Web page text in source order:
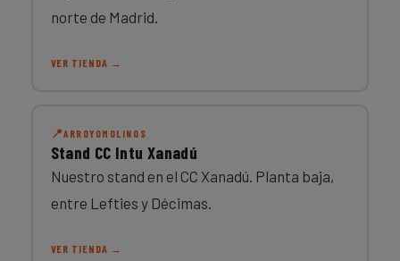
norte de Madrid.
VER TIENDA →
ARROYOMOLINOS
Stand CC Intu Xanadú
Nuestro stand en el CC Xanadú. Planta baja,
entre Lefties y Décimas.
VER TIENDA →